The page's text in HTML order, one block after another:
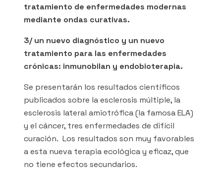
tratamiento de enfermedades modernas
mediante ondas curativas.
3/ un nuevo diagnóstico y un nuevo
tratamiento para las enfermedades
crónicas: inmunobilan y endobioterapia.
Se presentarán los resultados científicos
publicados sobre la esclerosis múltiple, la
esclerosis lateral amiotrófica (la famosa ELA)
y el cáncer, tres enfermedades de difícil
curación. Los resultados son muy favorables
a esta nueva terapia ecológica y eficaz, que
no tiene efectos secundarios.